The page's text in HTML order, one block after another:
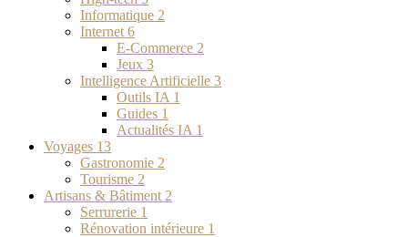
Informatique 2
Internet 6
E-Commerce 2
Jeux 3
Intelligence Artificielle 3
Outils IA 1
Guides 1
Actualités IA 1
Voyages 13
Gastronomie 2
Tourisme 2
Artisans & Bâtiment 2
Serrurerie 1
Rénovation intérieure 1